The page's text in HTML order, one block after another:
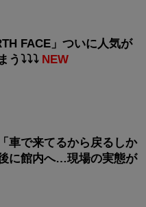
FACE」ついに人気が
う⤵⤵⤵ NEW
車で来てるから戻るしか
に館内へ…現場の実態が